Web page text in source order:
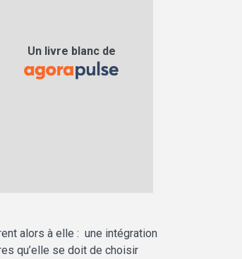
Un livre blanc de
alors à elle : une intégration
qu’elle se doit de choisir